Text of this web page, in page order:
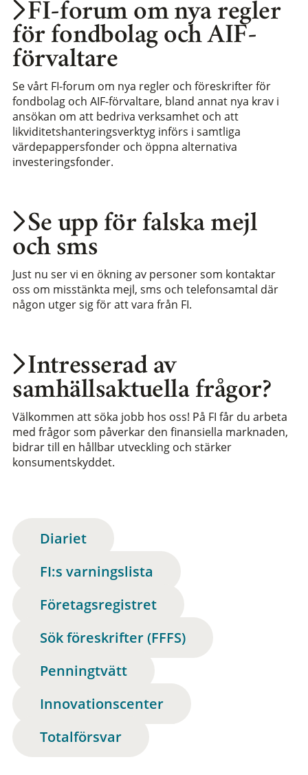
Intresserad av
samhällsaktuella frågor?
Välkommen att söka jobb hos oss! På FI får du arbeta
med frågor som påverkar den finansiella marknaden,
bidrar till en hållbar utveckling och stärker
konsumentskyddet.
Se upp för falska mejl
och sms
Just nu ser vi en ökning av personer som kontaktar
oss om misstänkta mejl, sms och telefonsamtal där
någon utger sig för att vara från FI.
FI-forum om nya regler
för fondbolag och AIF-
förvaltare
Se vårt FI-forum om nya regler och föreskrifter för
fondbolag och AIF-förvaltare, bland annat nya krav i
ansökan om att bedriva verksamhet och att
likviditetshanteringsverktyg införs i samtliga
värdepappersfonder och öppna alternativa
investeringsfonder.
Diariet
FI:s varningslista
Företagsregistret
Sök föreskrifter (FFFS)
Penningtvätt
Innovationscenter
Totalförsvar